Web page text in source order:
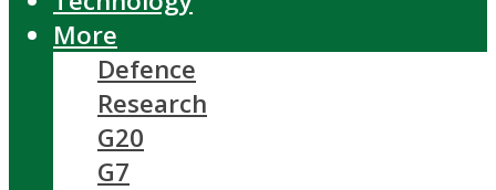
More
Defence
Research
G20
G7